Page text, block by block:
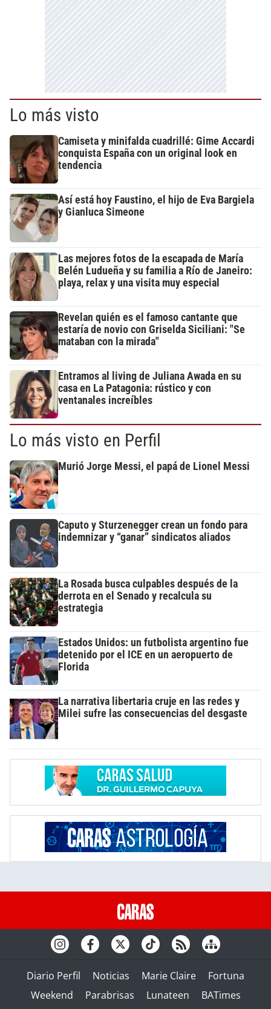
Lo más visto
Camiseta y minifalda cuadrillé: Gime Accardi
conquista España con un original look en
tendencia
Así está hoy Faustino, el hijo de Eva Bargiela
y Gianluca Simeone
Las mejores fotos de la escapada de María
Belén Ludueña y su familia a Río de Janeiro:
playa, relax y una visita muy especial
Revelan quién es el famoso cantante que
estaría de novio con Griselda Siciliani: "Se
mataban con la mirada"
Entramos al living de Juliana Awada en su
casa en La Patagonia: rústico y con
ventanales increíbles
Lo más visto en Perfil
Murió Jorge Messi, el papá de Lionel Messi
Caputo y Sturzenegger crean un fondo para
indemnizar y “ganar” sindicatos aliados
La Rosada busca culpables después de la
derrota en el Senado y recalcula su
estrategia
Estados Unidos: un futbolista argentino fue
detenido por el ICE en un aeropuerto de
Florida
La narrativa libertaria cruje en las redes y
Milei sufre las consecuencias del desgaste
Diario Perfil Noticias Marie Claire
Fortuna
Weekend
Parabrisas Lunateen BATimes